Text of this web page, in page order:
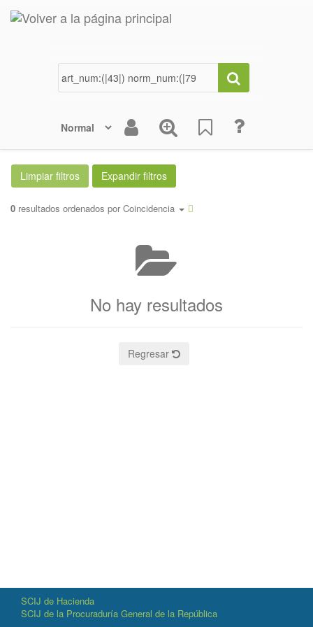
0 resultados ordenados por Coincidencia
No hay resultados
Regresar
SCIJ de Hacienda
SCIJ de la Procuraduría General de la República